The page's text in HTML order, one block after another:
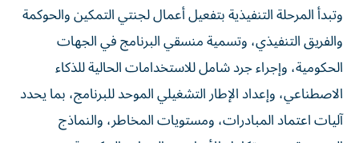
وتبدأ المرحلة التنفيذية بتفعيل أعمال لجنتي التمكين والحوكمة
والفريق التنفيذي، وتسمية منسقي البرنامج في الجهات
الحكومية، وإجراء جرد شامل للاستخدامات الحالية للذكاء
الاصطناعي، وإعداد الإطار التشغيلي الموحد للبرنامج، بما يحدد
آليات اعتماد المبادرات، ومستويات المخاطر، والنماذج